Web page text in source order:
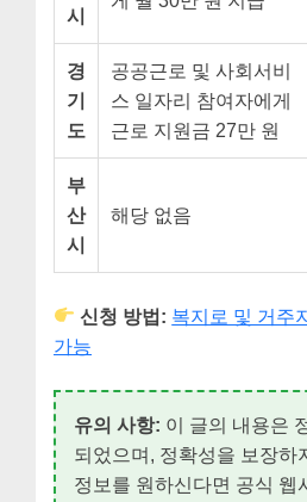
시
경
기
도
공공근로 및 사회서비
스 일자리 참여자에게
근로 지원금 27만 원
부
산
시
해당 없음
신청 방법: 복지로 및 거주
가능
유의 사항: 이 글의 내용은
되었으며, 정확성을 보장하
정보를 원하신다면 공식 웹